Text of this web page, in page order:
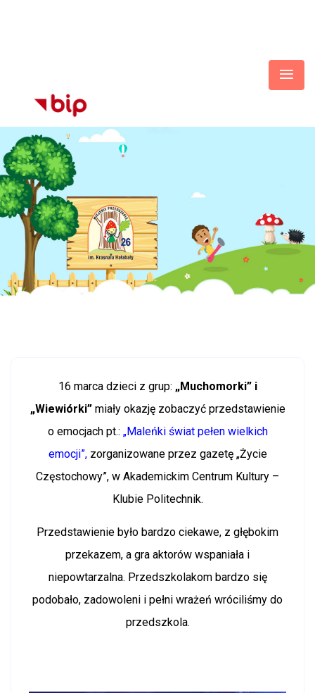
16 marca dzieci z grup: „Muchomorki” i
„Wiewiórki”miały okazję zobaczyć przedstawienie
o emocjach pt.: „Maleńki świat pełen wielkich
emocji”, zorganizowane przez gazetę „Życie
Częstochowy”, w Akademickim Centrum Kultury –
Klubie Politechnik.
Przedstawienie było bardzo ciekawe, z głębokim
przekazem, a gra aktorów wspaniała i
niepowtarzalna. Przedszkolakom bardzo się
podobało, zadowoleni i pełni wrażeń wróciliśmy do
przedszkola.